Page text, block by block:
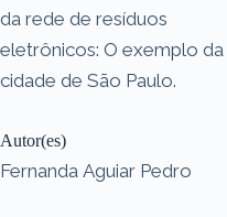
da rede de resíduos
eletrônicos: O exemplo da
cidade de São Paulo.
Autor(es)
Fernanda Aguiar Pedro